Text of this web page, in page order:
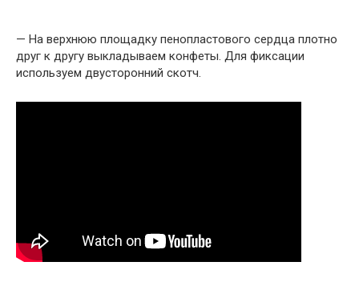
— На верхнюю площадку пенопластового сердца плотно
друг к другу выкладываем конфеты. Для фиксации
используем двусторонний скотч.